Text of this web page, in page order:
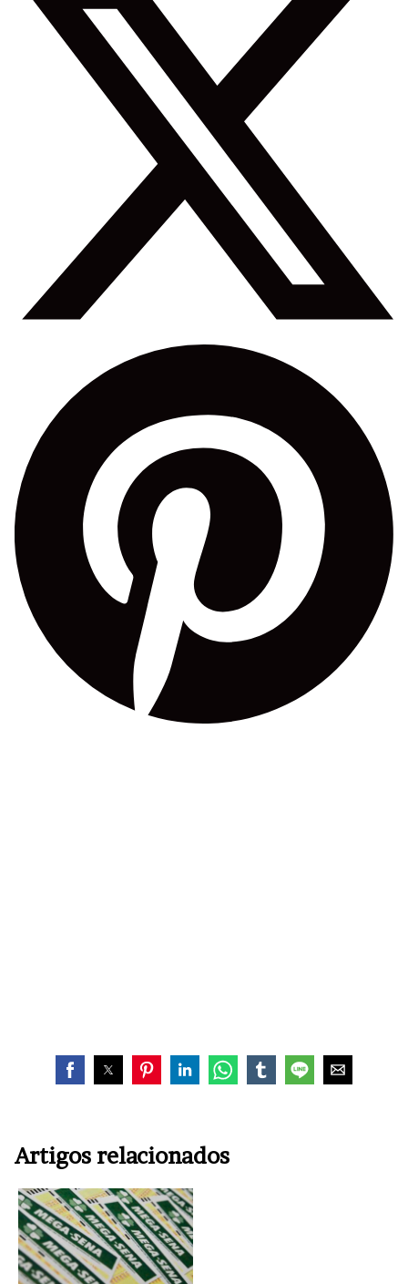
Artigos relacionados